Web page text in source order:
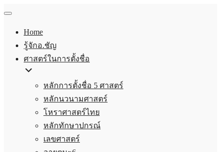
Home
รู้จักอ.ชัญ
ศาสตร์ในการตั้งชื่อ
หลักการตั้งชื่อ 5 ศาสตร์
หลักนวนามศาสตร์
โหราศาสตร์ไทย
หลักทักษาปกรณ์
เลขศาสตร์